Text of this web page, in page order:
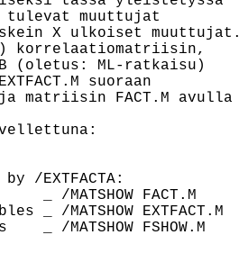
tulevat muuttujat
X ulkoiset muuttujat.
korrelaatiomatriisin,
(oletus: ML-ratkaisu)
suoraan
matriisin FACT.M avulla
/EXTFACTA:
/MATSHOW FACT.M
_ /MATSHOW EXTFACT.M
_ /MATSHOW FSHOW.M